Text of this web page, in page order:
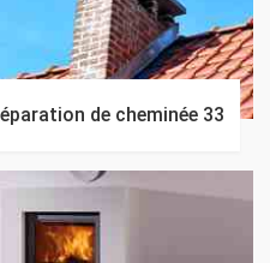
de cheminée 33